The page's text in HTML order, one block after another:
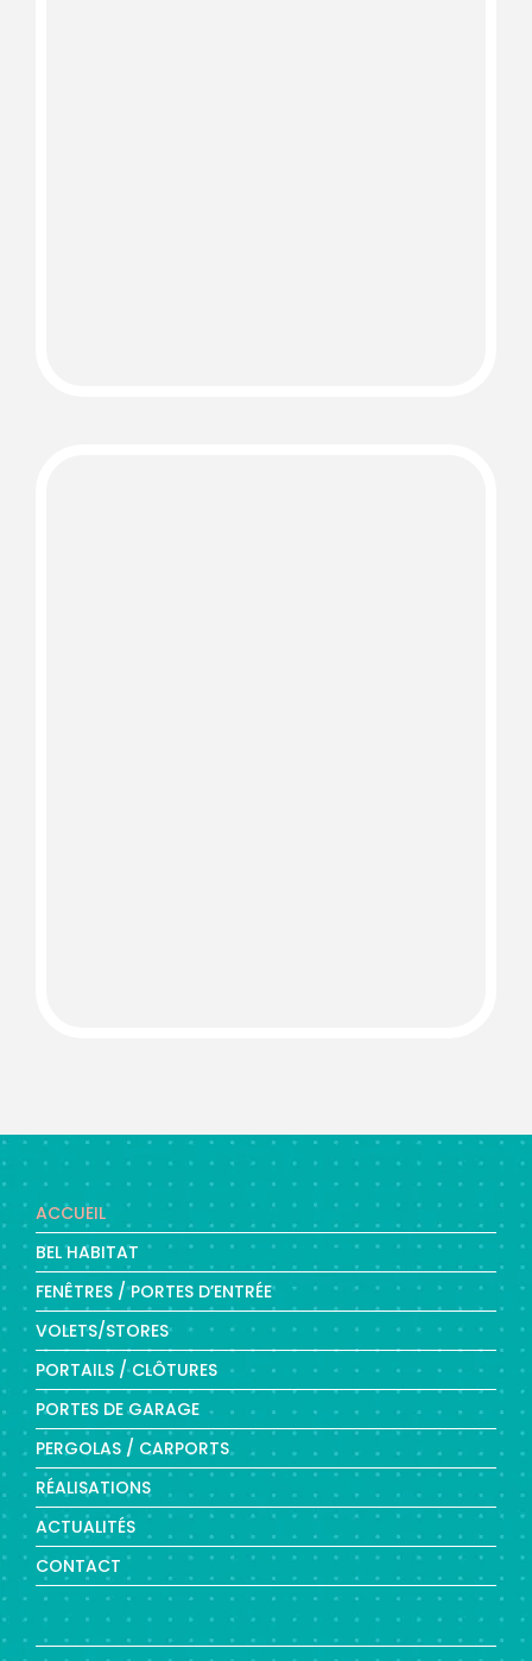
ACCUEIL
BEL HABITAT
FENÊTRES / PORTES D’ENTRÉE
VOLETS/STORES
PORTAILS / CLÔTURES
PORTES DE GARAGE
PERGOLAS / CARPORTS
RÉALISATIONS
ACTUALITÉS
CONTACT